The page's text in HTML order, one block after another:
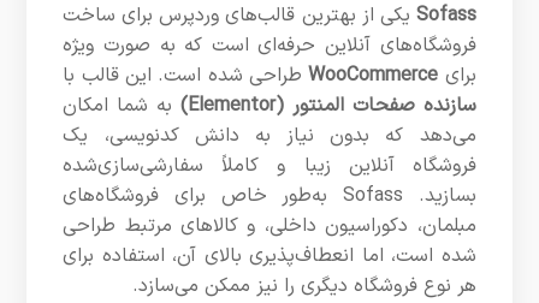
Sofass یکی از بهترین قالب‌های وردپرس برای ساخت
فروشگاه‌های آنلاین حرفه‌ای است که به صورت ویژه
برای WooCommerceطراحی شده است. این قالب با
سازنده صفحات المنتور (Elementor)
به شما امکان
می‌دهد که بدون نیاز به دانش کدنویسی، یک
فروشگاه آنلاین زیبا و کاملاً سفارشی‌سازی‌شده
بسازید. Sofass به‌طور خاص برای فروشگاه‌های
مبلمان، دکوراسیون داخلی، و کالاهای مرتبط طراحی
شده است، اما انعطاف‌پذیری بالای آن، استفاده برای
هر نوع فروشگاه دیگری را نیز ممکن می‌سازد.